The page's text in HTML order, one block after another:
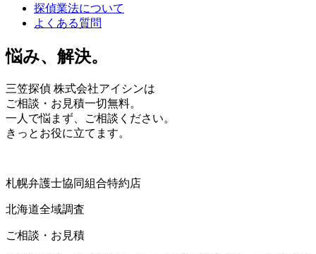
探偵業法について
よくある質問
悩み、 解決。
三笠探偵 株式会社アイシンは
ご相談・お見積一切無料。
一人で悩まず、ご相談ください。
きっとお役に立てます。
札幌弁護士協同組合特約店
北海道全域調査
ご相談・お見積